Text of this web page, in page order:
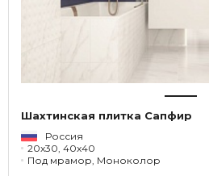
Шахтинская плитка Сапфир
Россия
20x30, 40x40
Под мрамор, Моноколор